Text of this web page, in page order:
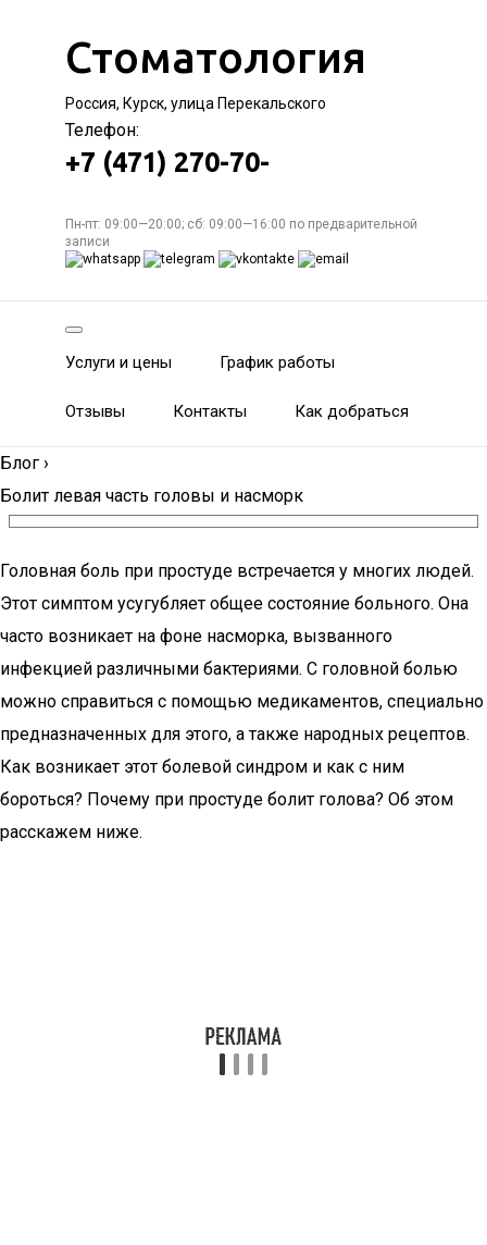
Стоматология
Россия, Курск, улица Перекальского
Телефон:
+7 (471) 270-70-
Пн-пт: 09:00—20:00; сб: 09:00—16:00 по предварительной
записи
Услуги и цены График работы
Отзывы Контакты Как добраться
Блог ›
Болит левая часть головы и насморк
Головная боль при простуде встречается у многих людей.
Этот симптом усугубляет общее состояние больного. Она
часто возникает на фоне насморка, вызванного
инфекцией различными бактериями. С головной болью
можно справиться с помощью медикаментов, специально
предназначенных для этого, а также народных рецептов.
Как возникает этот болевой синдром и как с ним
бороться? Почему при простуде болит голова? Об этом
расскажем ниже.